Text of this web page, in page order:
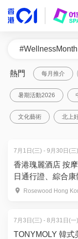
熱門 每月推介
暑期活動2026
文化藝術 北上
7月1日(三) - 9月30日(三)
香港瑰麗酒店 按
日通行證、綜合
Rosewood Hong
7月3日(三) - 8月31日(一)
TONYMOLY 韓式